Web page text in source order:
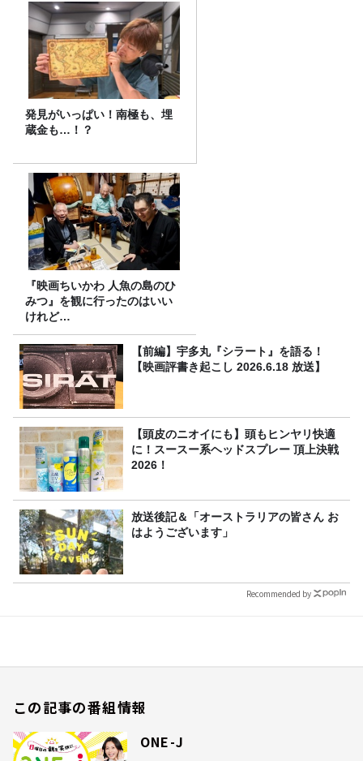
発見がいっぱい！南極も、埋
蔵金も…！？
『映画ちいかわ 人魚の島のひ
みつ』を観に行ったのはいい
けれど…
【前編】宇多丸『シラート』を語る！
【映画評書き起こし 2026.6.18 放送】
【頭皮のニオイにも】頭もヒンヤリ快適
に！スースー系ヘッドスプレー 頂上決戦
2026！
放送後記＆「オーストラリアの皆さん お
はようございます」
Recommended by
この記事の番組情報
ONE-J